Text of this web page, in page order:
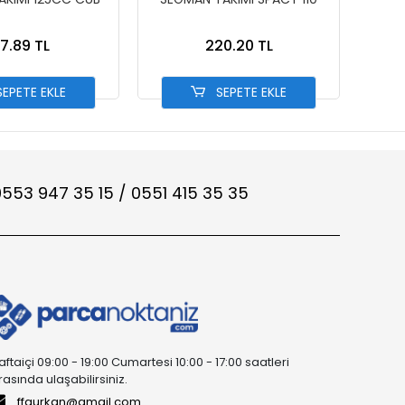
TL
EKLE
220.20 TL
SEPETE EKLE
947 35 15 / 0551 415 35 35
09:00 - 19:00 Cumartesi 10:00 - 17:00 saatleri
ulaşabilirsiniz.